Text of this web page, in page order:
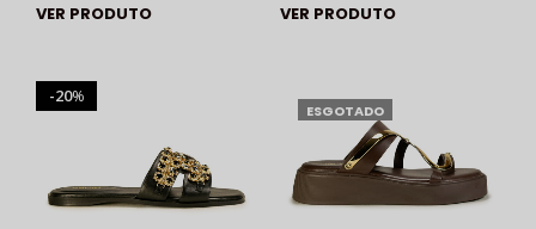
VER PRODUTO VER PRODUTO
%
20
ESGOTADO